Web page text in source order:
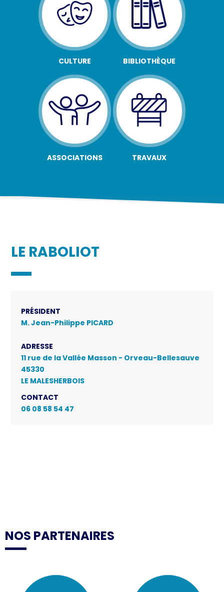
CULTURE BIBLIOTHÈQUE
ASSOCIATIONS TRAVAUX
LE RABOLIOT
PRÉSIDENT
M. Jean-Philippe PICARD
ADRESSE
11 rue de la Vallée Masson - Orveau-Bellesauve
45330
LE MALESHERBOIS
CONTACT
06 08 58 54 47
NOS PARTENAIRES